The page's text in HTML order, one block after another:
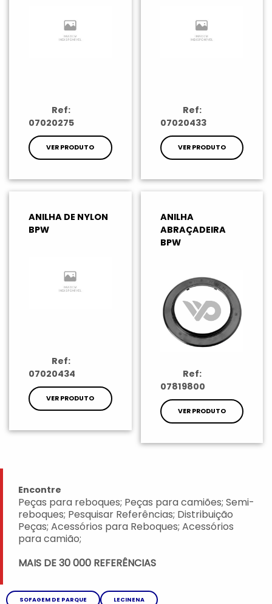
Ref:
07020275
VER PRODUTO
Ref:
07020433
VER PRODUTO
ANILHA DE NYLON
BPW
Ref:
07020434
VER PRODUTO
ANILHA
ABRAÇADEIRA
BPW
Ref:
07819800
VER PRODUTO
Encontre
Peças para reboques; Peças para camiões; Semi-
reboques; Pesquisar Referências; Distribuição
Peças; Acessórios para Reboques; Acessórios
para camião;
MAIS DE 30 000 REFERÊNCIAS
SOFAGEM DE PARQUE LECINENA